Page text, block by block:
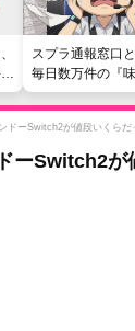
スプラ通報窓口
毎日数万件の『
い』愚痴を読ま
行
ドーSwitch2が値段いくらだ
ーSwitch2が